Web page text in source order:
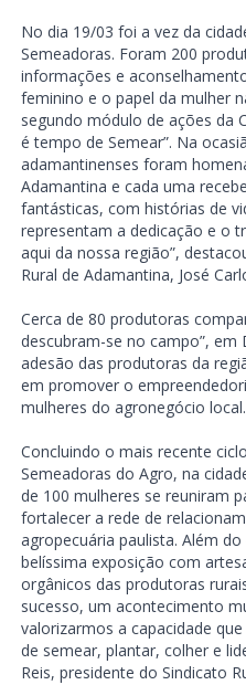
No dia 19/03 foi a vez da
Semeadoras. Foram 200
informações e
feminino e o papel da mulher
segundo módulo de ações da
é tempo de Semear”. Na
adamantinenses foram
Adamantina e cada uma
fantásticas, com histórias de
representam a dedicação e o
aqui da nossa região”,
Rural de Adamantina, José
Cerca de 80 produtoras
descubram-se no campo”,
adesão das produtoras da
em promover o
mulheres do agronegócio local.
Concluindo o mais recente
Semeadoras do Agro, na
de 100 mulheres se reuniram
fortalecer a rede de
agropecuária paulista. Além
belíssima exposição com
orgânicos das produtoras
sucesso, um acontecimento
valorizarmos a capacidade
de semear, plantar, colher e
Reis, presidente do Sindicato